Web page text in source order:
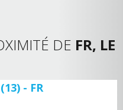
DE FR, LE
- FR